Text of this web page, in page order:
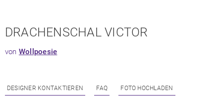
DRACHENSCHAL VICTOR
von Wollpoesie
DESIGNER KONTAKTIEREN FAQ FOTO HOCHLADEN